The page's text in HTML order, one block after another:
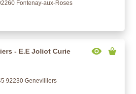
Fontenay-aux-Roses
- E.E Joliot Curie
92230 Genevilliers